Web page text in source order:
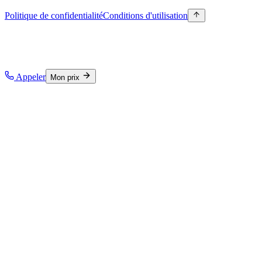
Politique de confidentialitéConditions d'utilisation
Appeler Mon prix